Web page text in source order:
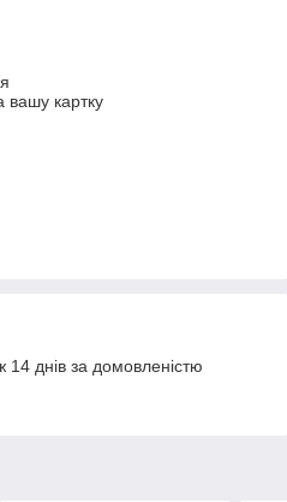
вашу картку
днів за домовленістю